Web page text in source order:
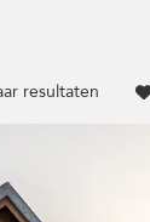
resultaten